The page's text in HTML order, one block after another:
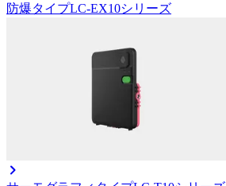
防爆タイプLC-EX10シリーズ